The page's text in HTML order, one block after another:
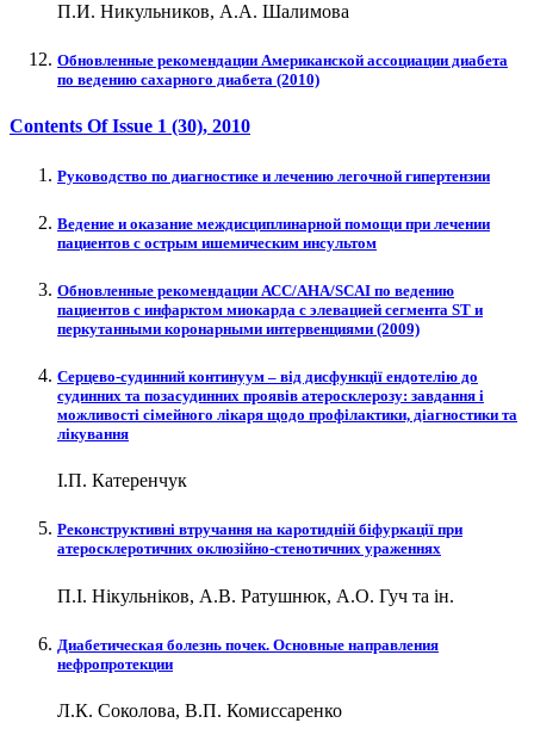
П.И. Никульников, А.А. Шалимова
Обновленные рекомендации Американской ассоциации диабета
по ведению сахарного диабета (2010)
Contents Of Issue 1 (30), 2010
Руководство по диагностике и лечению легочной гипертензии
Ведение и оказание междисциплинарной помощи при лечении
пациентов с острым ишемическим инсультом
Обновленные рекомендации АСС/АНА/SCAI по ведению
пациентов с инфарктом миокарда с элевацией сегмента ST и
перкутанными коронарными интервенциями (2009)
Серцево-судинний континуум – від дисфункції ендотелію до
судинних та позасудинних проявів атеросклерозу: завдання і
можливості сімейного лікаря щодо профілактики, діагностики та
лікування
І.П. Катеренчук
Реконструктивні втручання на каротидній біфуркації при
атеросклеротичних оклюзійно-стенотичних ураженнях
П.І. Нікульніков, А.В. Ратушнюк, А.О. Гуч та ін.
Диабетическая болезнь почек. Основные направления
нефропротекции
Л.К. Соколова, В.П. Комиссаренко